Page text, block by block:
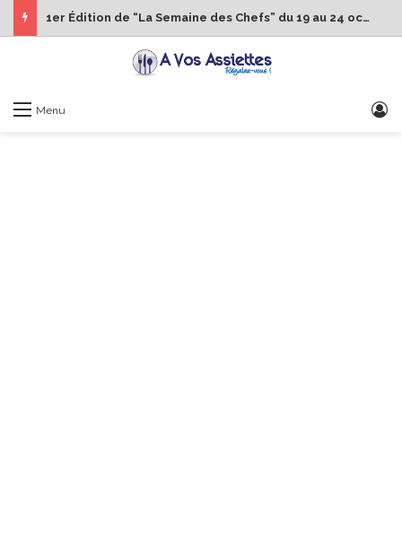
1er Édition de “La Semaine des Chefs” du 19 au 24 octobre 2026
Menu